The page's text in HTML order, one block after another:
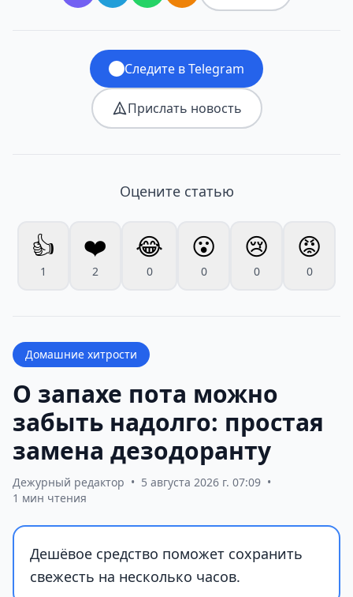
Следите в Telegram
Прислать новость
Оцените статью
👍
1
❤️
2
😂
0
😮
0
😢
0
😡
0
Домашние хитрости
О запахе пота можно
забыть надолго: простая
замена дезодоранту
Дежурный редактор • 5 августа 2026 г. 07:09 •
1 мин чтения
Дешёвое средство поможет сохранить
свежесть на несколько часов.